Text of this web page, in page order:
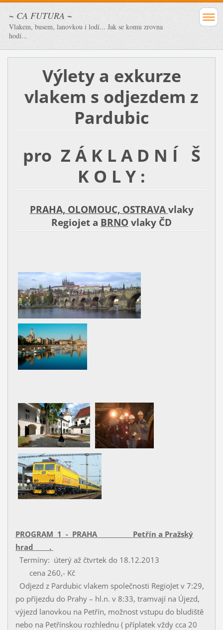
~ CA FUTURA ~
Vlakem, busem, lanovkou i lodí... Jak se komu zrovna
hodí...
Výlety a exkurze
vlakem s odjezdem z
Pardubic
pro Z Á K L A D N Í Š
K O L Y :
PRAHA, OLOMOUC, OSTRAVAvlaky
Regiojeta BRNO vlaky ČD
PROGRAM 1 - PRAHA Petřín a Pražský
hrad .
Termíny: úterý až čtvrtek do 18.12.2013
cena 260,- Kč
Odjezd z Pardubic vlakem společnosti RegioJet v 7:29,
po příjezdu do Prahy – hl.n. v 8:33, tramvají na Újezd,
výjezd lanovkou na Petřín, možnost vstupu do bludiště
nebo na Petřínskou rozhlednu ( příplatek vždy cca 20